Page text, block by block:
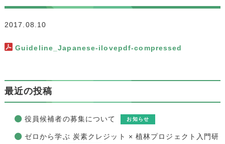
2017.08.10
Guideline_Japanese-ilovepdf-compressed
最近の投稿
役員候補者の募集について お知らせ
ゼロから学ぶ 炭素クレジット × 植林プロジェクト入門研